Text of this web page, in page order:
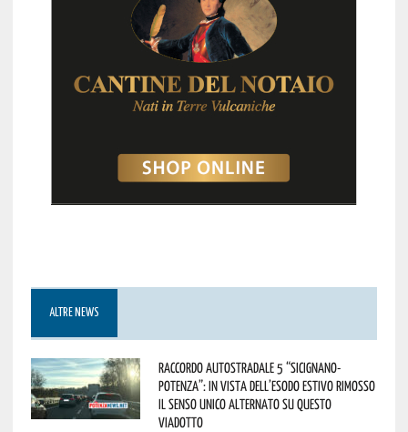
ALTRE NEWS
Raccordo Autostradale 5 “Sicignano-
Potenza”: in vista dell’esodo estivo rimosso
il senso unico alternato su questo
viadotto